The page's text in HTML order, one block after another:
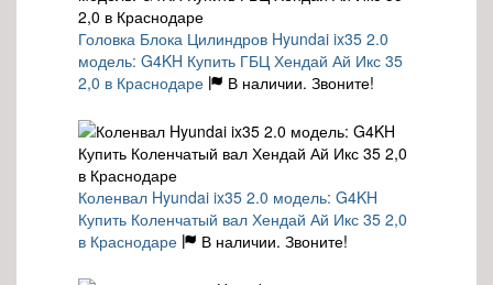
Головка Блока Цилиндров Hyundai ix35 2.0
модель: G4KH Купить ГБЦ Хендай Ай Икс 35
2,0 в Краснодаре
В наличии. Звоните!
Коленвал Hyundai ix35 2.0 модель: G4KH
Купить Коленчатый вал Хендай Ай Икс 35 2,0
в Краснодаре
В наличии. Звоните!